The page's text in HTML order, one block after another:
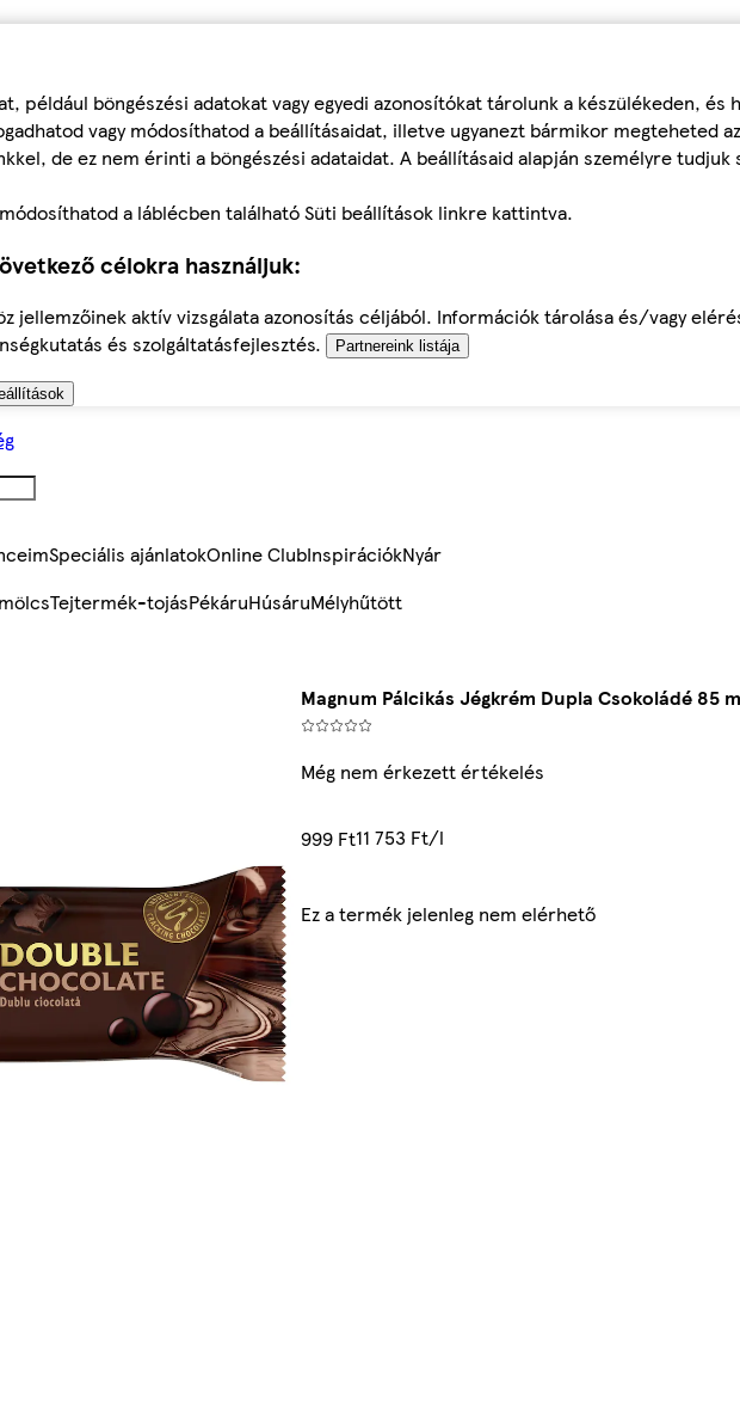
például böngészési adatokat vagy egyedi azonosítókat tárolunk a készülékeden, és
vagy módosíthatod a beállításaidat, illetve ugyanezt bármikor megteheted az
de ez nem érinti a böngészési adataidat. A beállításaid alapján személyre tudjuk
a láblécben található Süti beállítások linkre kattintva.
célokra használjuk:
jellemzőinek aktív vizsgálata azonosítás céljából. Információk tárolása és/vagy
és szolgáltatásfejlesztés.
Partnereink listája
Speciális ajánlatokOnline ClubInspirációkNyár
Tejtermék-tojásPékáruHúsáruMélyhűtött
Magnum Pálcikás Jégkrém Dupla Csokoládé 85
Még nem érkezett értékelés
999 Ft11 753 Ft/l
Ez a termék jelenleg nem elérhető